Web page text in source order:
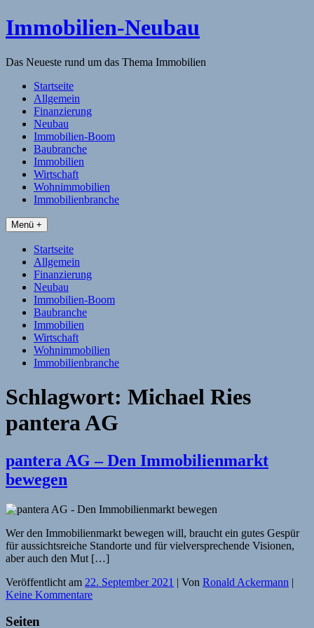
Skip
to
Immobilien-Neubau
Das Neueste rund um das Thema Immobilien
Startseite
Allgemein
Finanzierung
Neubau
Immobilien-Boom
Baubranche
Immobilien
Wirtschaft
Wohnimmobilien
Immobilienbranche
Menü +
Startseite
Allgemein
Finanzierung
Neubau
Immobilien-Boom
Baubranche
Immobilien
Wirtschaft
Wohnimmobilien
Immobilienbranche
Schlagwort: Michael Ries
pantera AG
pantera AG – Den Immobilienmarkt
bewegen
Wer den Immobilienmarkt bewegen will, braucht ein gutes Gespür
für aussichtsreiche Standorte und für vielversprechende Visionen,
aber auch den Mut […]
Veröffentlicht am 22. September 2021 | Von Ronald Ackermann |
Keine Kommentare
Seiten